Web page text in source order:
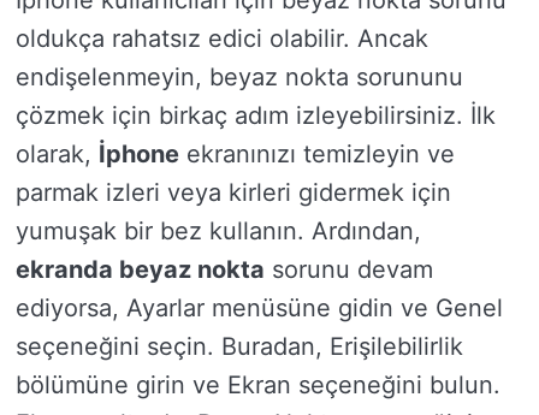
oldukça rahatsız edici olabilir. Ancak
endişelenmeyin, beyaz nokta sorununu
çözmek için birkaç adım izleyebilirsiniz. İlk
olarak, İphone ekranınızı temizleyin ve
parmak izleri veya kirleri gidermek için
yumuşak bir bez kullanın. Ardından,
ekranda beyaz nokta sorunu devam
ediyorsa, Ayarlar menüsüne gidin ve Genel
seçeneğini seçin. Buradan, Erişilebilirlik
bölümüne girin ve Ekran seçeneğini bulun.